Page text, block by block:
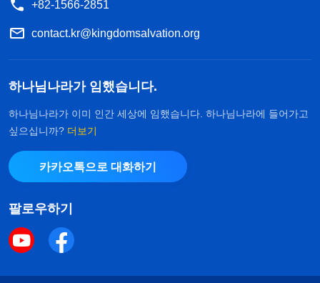
+82-1566-2851
contact.kr@kingdomsalvation.org
하나님나라가 임했습니다.
하나님나라가 이미 인간 세상에 임했습니다. 하나님나라에 들어가고
싶으십니까? 더보기
카카오톡으로 대화하기
팔로우하기